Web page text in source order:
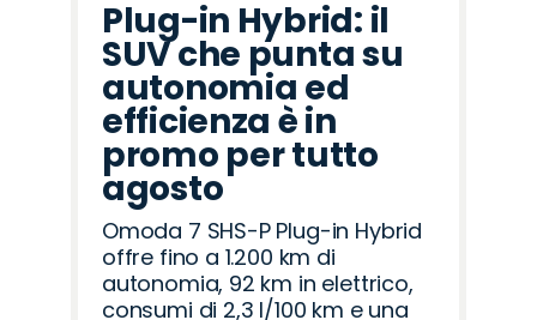
Plug-in Hybrid: il
SUV che punta su
autonomia ed
efficienza è in
promo per tutto
agosto
Omoda 7 SHS-P Plug-in Hybrid
offre fino a 1.200 km di
autonomia, 92 km in elettrico,
consumi di 2,3 l/100 km e una